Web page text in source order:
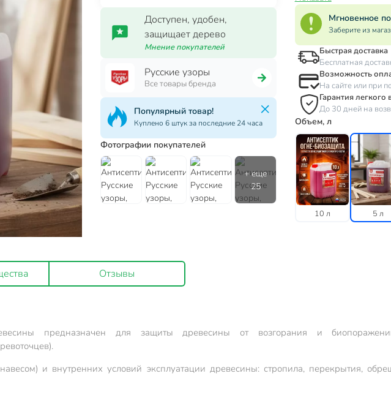
Доступен, удобен,
защищает дерево
Мнение покупателей
Русские узоры
Все товары бренда
Популярный товар!
Куплено 6 штук за последние 24 часа
Фотографии покупателей
Мгновенное
Заберите из
Быстрая доставка
Бесплатная
Возможность
На сайте или при
Гарантия легкого
До 30 дней на
Объем, л
10 л 5 л
Отзывы
предназначен для защиты древесины от возгорания и
и внутренних условий эксплуатации древесины: стропила, перекрытия,